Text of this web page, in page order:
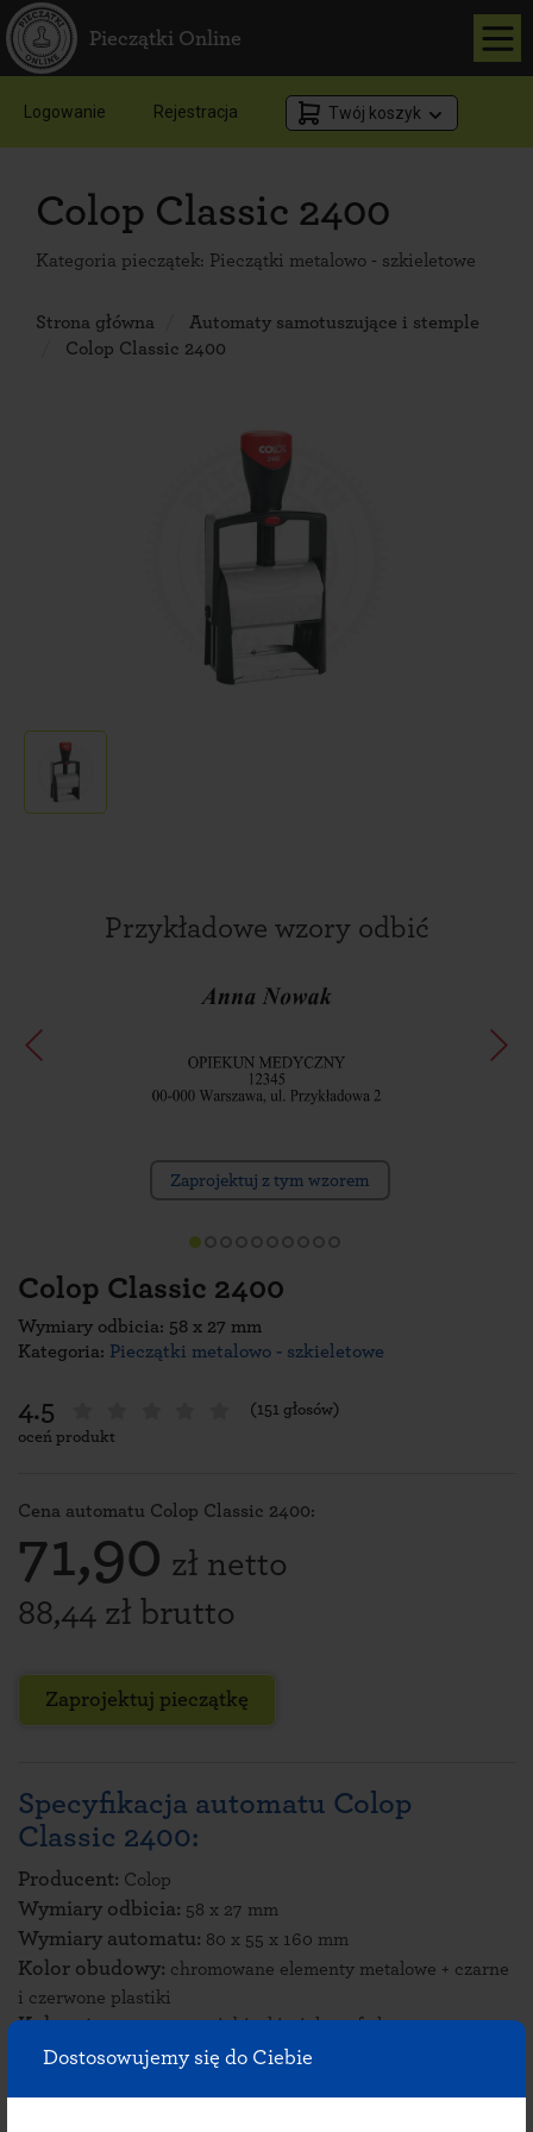
Dostosowujemy się do Ciebie
Pieczątki Online
Logowanie Rejestracja Twój koszyk
Colop Classic 2400
Kategoria pieczątek: Pieczątki metalowo - szkieletowe
Strona główna
Automaty samotuszujące i stemple
Colop Classic 2400
Przykładowe wzory odbić
Zaprojektuj z tym wzorem
Colop Classic 2400
Wymiary odbicia: 58 x 27 mm
Kategoria: Pieczątki metalowo - szkieletowe
4.5
(151 głosów)
oceń produkt
Cena automatu Colop Classic 2400:
71,90 zł netto
88,44 zł brutto
Zaprojektuj pieczątkę
Specyfikacja automatu Colop
Classic 2400:
Producent: Colop
Wymiary odbicia: 58 x 27 mm
Wymiary automatu: 80 x 55 x 160 mm
Kolor obudowy: chromowane elementy metalowe + czarne
i czerwone plastiki
Kolory tuszu:czarny, niebieski, zielony, fioletowy, czerwony
oraz blanko - do nasączenia dowolnym kolorem